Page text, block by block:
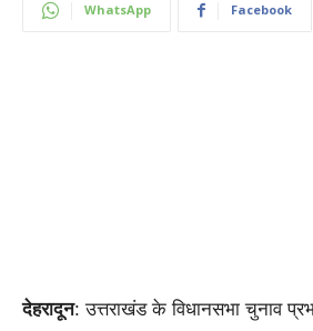
WhatsApp Facebook
देहरादून: उत्तराखंड के विधानसभा चुनाव